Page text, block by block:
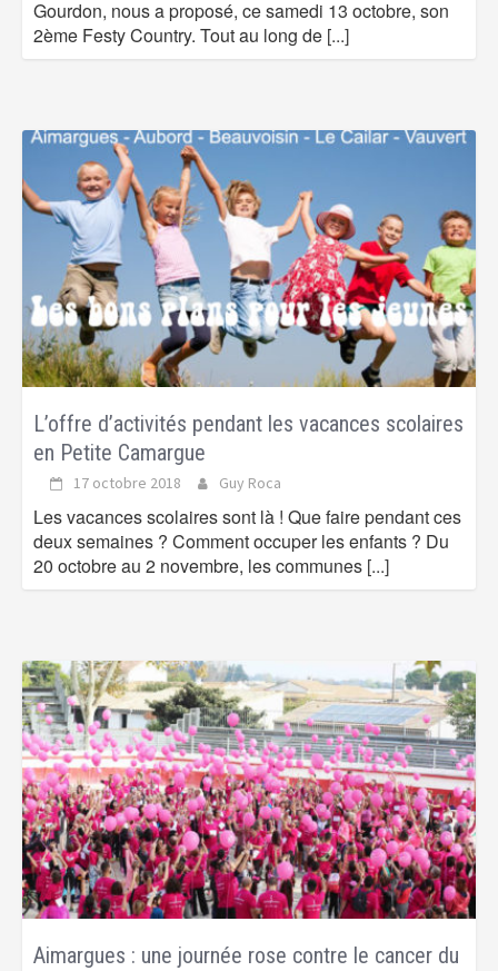
Gourdon, nous a proposé, ce samedi 13 octobre, son
2ème Festy Country. Tout au long de [...]
L’offre d’activités pendant les vacances scolaires
en Petite Camargue
17 octobre 2018 Guy Roca
Les vacances scolaires sont là ! Que faire pendant ces
deux semaines ? Comment occuper les enfants ? Du
20 octobre au 2 novembre, les communes [...]
Aimargues : une journée rose contre le cancer du